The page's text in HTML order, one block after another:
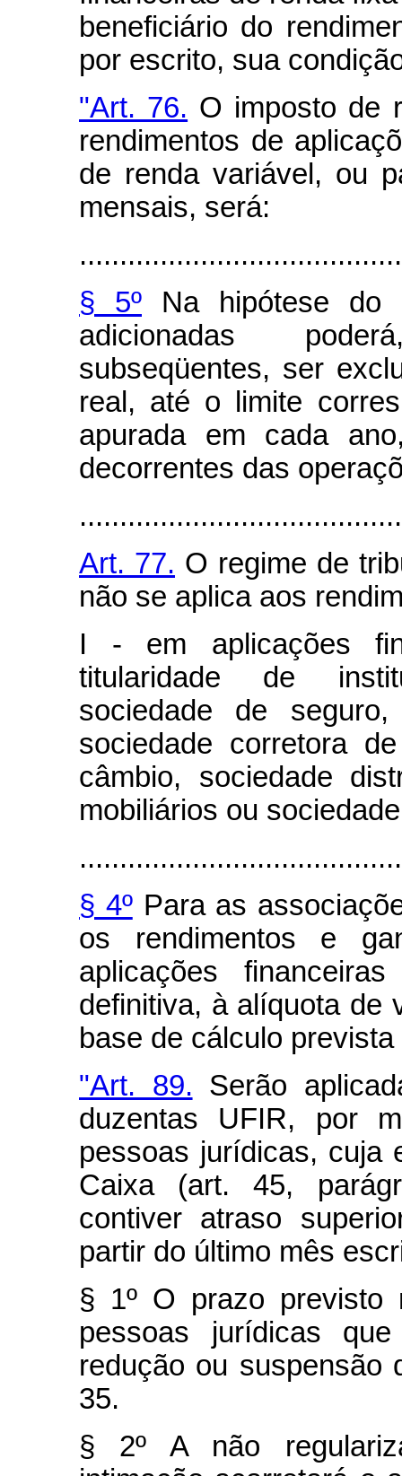
beneficiário do
por escrito, sua
"Art. 76. O imposto de
rendimentos de
de renda variável, ou
mensais, será:
§ 5º Na hipótese do
adicionadas
subseqüentes, ser
real, até o limite
apurada em cada
decorrentes das
Art. 77. O regime de
não se aplica aos
I - em aplicações
titularidade de
sociedade de
sociedade corretora
câmbio, sociedade
mobiliários ou
§ 4ºPara as
os rendimentos e
aplicações
definitiva, à alíquota de
base de cálculo
"Art. 89. Serão
duzentas UFIR, por
pessoas jurídicas, cuja
Caixa (art. 45,
contiver atraso
partir do último mês
§ 1º O prazo previsto
pessoas jurídicas
redução ou suspensão
35.
§ 2º A não